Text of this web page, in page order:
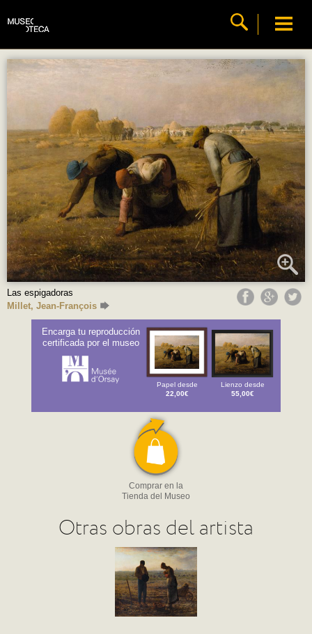
Las espigadoras
Millet, Jean-François
Encarga tu reproducción
certificada por el museo
Papel desde
22,00€
Lienzo desde
55,00€
Comprar en la
Tienda del Museo
Otras obras del artista